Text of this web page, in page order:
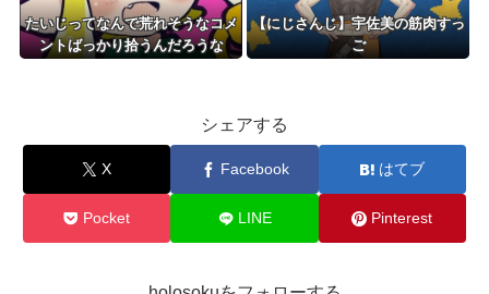
たいじってなんで荒れそうなコメ
ントばっかり拾うんだろうな
【にじさんじ】宇佐美の筋肉すっ
ご
シェアする
X Facebook はてブ
Pocket LINE Pinterest